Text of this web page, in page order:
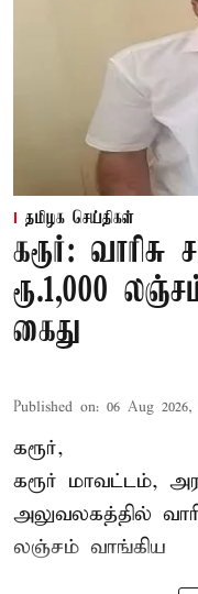
தமிழக செய்திகள்
கரூர்:
ரூ.1,000
கைது
Published on: 06 Aug 2026,
கரூர்,
கரூர் மாவட்டம்,
அலுவலகத்தில்
லஞ்சம் வாங்கிய